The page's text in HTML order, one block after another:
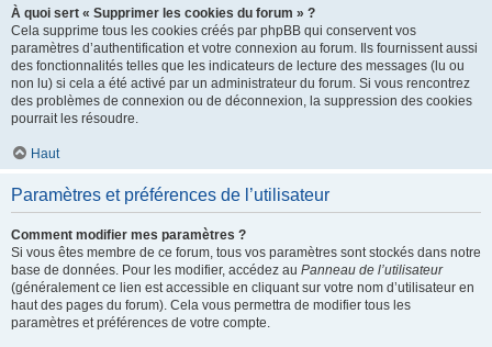
À quoi sert « Supprimer les cookies du forum » ?
Cela supprime tous les cookies créés par phpBB qui conservent vos
paramètres d’authentification et votre connexion au forum. Ils fournissent aussi
des fonctionnalités telles que les indicateurs de lecture des messages (lu ou
non lu) si cela a été activé par un administrateur du forum. Si vous rencontrez
des problèmes de connexion ou de déconnexion, la suppression des cookies
pourrait les résoudre.
Haut
Paramètres et préférences de l’utilisateur
Comment modifier mes paramètres ?
Si vous êtes membre de ce forum, tous vos paramètres sont stockés dans notre
base de données. Pour les modifier, accédez au Panneau de l’utilisateur
(généralement ce lien est accessible en cliquant sur votre nom d’utilisateur en
haut des pages du forum). Cela vous permettra de modifier tous les
paramètres et préférences de votre compte.